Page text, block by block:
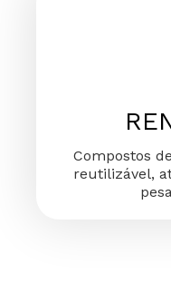
Compostos
reutilizável,